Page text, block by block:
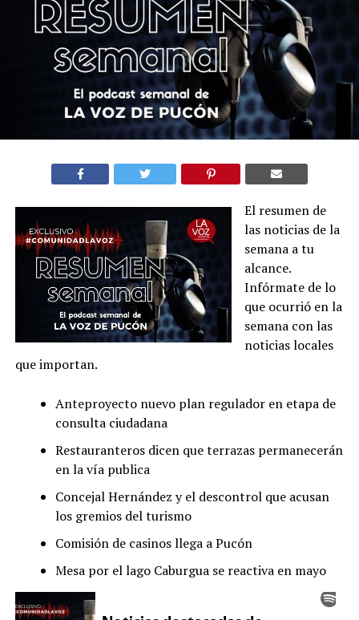
El resumen de
las noticias de la
semana a tu
alcance.
Infórmate de lo
que ocurrió en la
semana con las
noticias locales
que importan.
Anteproyecto nuevo plan regulador en etapa de
consulta ciudadana
Restauranteros dicen que terrazas permanecerán
en la vía publica
Concejal Hernández y el descontrol que acusan
los gremios del turismo
Comisión de casinos llega a Pucón
Mesa por el lago Caburgua se reactiva en mayo